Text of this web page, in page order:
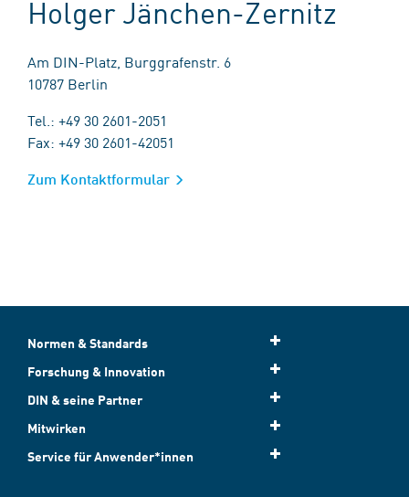
Holger Jänchen-Zernitz
Am DIN-Platz, Burggrafenstr. 6
10787 Berlin
Tel.: +49 30 2601-2051
Fax: +49 30 2601-42051
Zum Kontaktformular
Normen & Standards
Forschung & Innovation
DIN & seine Partner
Mitwirken
Service für Anwender*innen